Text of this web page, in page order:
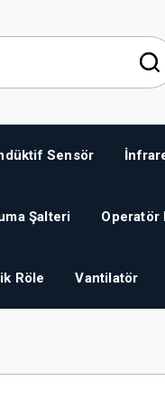
Sensör
Şalteri Operatör
Röle Vantilatör